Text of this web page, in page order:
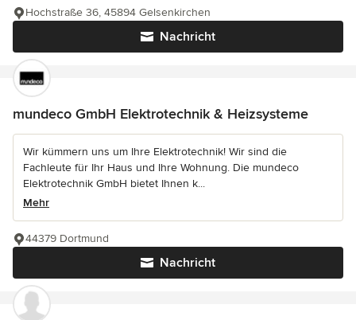
Nachricht
Hochstraße 36, 45894 Gelsenkirchen
mundeco GmbH Elektrotechnik & Heizsysteme
Wir kümmern uns um Ihre Elektrotechnik! Wir sind die
Fachleute für Ihr Haus und Ihre Wohnung. Die mundeco
Elektrotechnik GmbH bietet Ihnen k...
Mehr
Nachricht
44379 Dortmund